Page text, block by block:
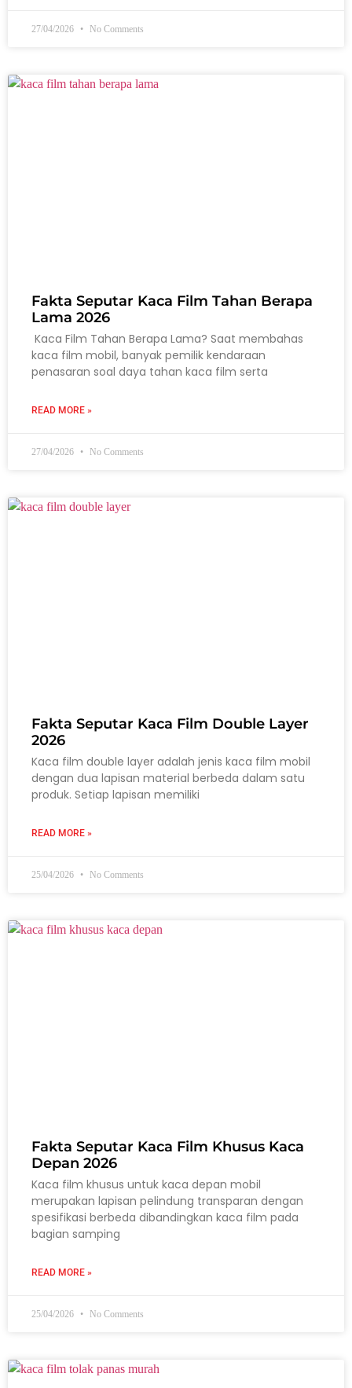
27/04/2026 No Comments
Fakta Seputar Kaca Film Tahan Berapa
Lama 2026
Kaca Film Tahan Berapa Lama? Saat membahas
kaca film mobil, banyak pemilik kendaraan
penasaran soal daya tahan kaca film serta
READ MORE »
27/04/2026 No Comments
Fakta Seputar Kaca Film Double Layer
2026
Kaca film double layer adalah jenis kaca film mobil
dengan dua lapisan material berbeda dalam satu
produk. Setiap lapisan memiliki
READ MORE »
25/04/2026 No Comments
Fakta Seputar Kaca Film Khusus Kaca
Depan 2026
Kaca film khusus untuk kaca depan mobil
merupakan lapisan pelindung transparan dengan
spesifikasi berbeda dibandingkan kaca film pada
bagian samping
READ MORE »
25/04/2026 No Comments